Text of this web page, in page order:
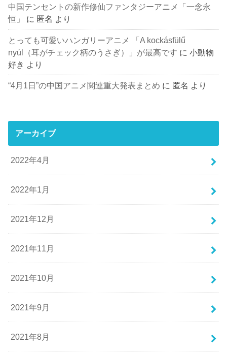
中国テンセントの新作修仙ファンタジーアニメ「一念永
恒」
に 匿名 より
とっても可愛いハンガリーアニメ 「A kockásfülű
nyúl（耳がチェック柄のうさぎ）」が最高です に小動物
好き より
“4月1日”の中国アニメ関連重大発表まとめ に 匿名 より
アーカイブ
2022年4月
2022年1月
2021年12月
2021年11月
2021年10月
2021年9月
2021年8月